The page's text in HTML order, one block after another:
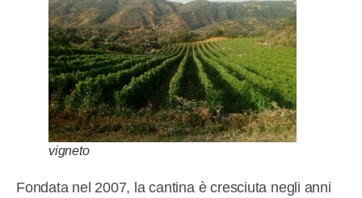
vigneto
Fondata nel 2007, la cantina è cresciuta negli anni